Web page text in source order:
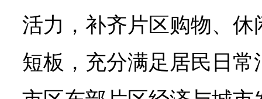
活力， 补齐片区购物、
短板，充分满足居民日常